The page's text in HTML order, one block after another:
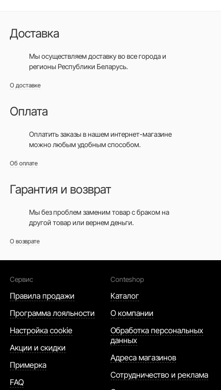
Доставка
Мы осуществляем доставку во все городаи
регионы Республики Беларусь.
О доставке
Оплата
Оплатить заказы в нашем интернет-магазине
можно любым удобным способом.
Об оплате
Гарантия и возврат
Мы без проблем заменим товар с браком на
другой товар или вернем деньги.
О возврате
Сервис
Правила продажи
Программа лояльности
Настройка cookie
Акции и скидки
Примерка
FAQ
Conteshop
Каталог
О компании
Обработка персональных
данных
Адреса магазинов
Сотрудничество и реклама